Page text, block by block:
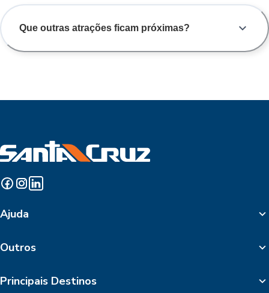
Que outras atrações ficam próximas?
Ajuda
Outros
Principais Destinos